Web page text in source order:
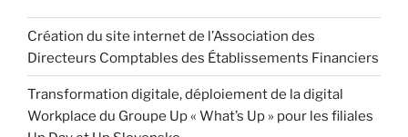
Création du site internet de l’Association des
Directeurs Comptables des Établissements Financiers
Transformation digitale, déploiement de la digital
Workplace du Groupe Up « What’s Up » pour les filiales